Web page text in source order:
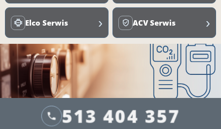
Elco Serwis › ACV Serwis ›
513 404 357